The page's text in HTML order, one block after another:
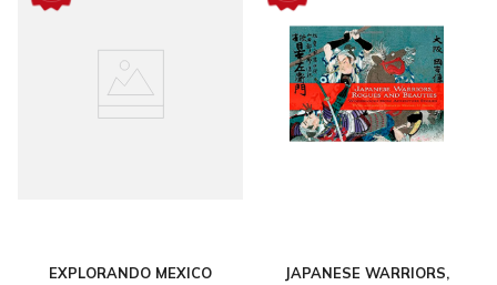
EXPLORANDO MEXICO
JAPANESE WARRIORS,